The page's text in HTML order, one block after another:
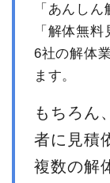
「あんし
「解体無
6社の解体
ます。
もちろん
者に見積
複数の解